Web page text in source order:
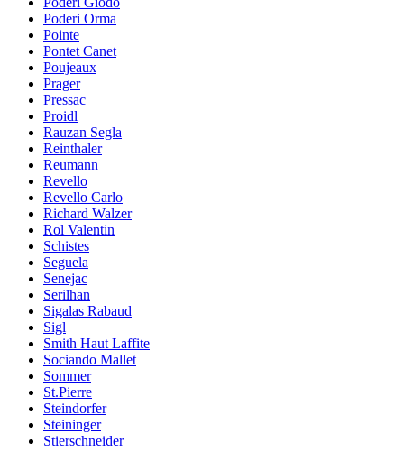
Poderi Orma
Pointe
Pontet Canet
Poujeaux
Prager
Pressac
Proidl
Rauzan Segla
Reinthaler
Reumann
Revello
Revello Carlo
Richard Walzer
Rol Valentin
Schistes
Seguela
Senejac
Serilhan
Sigalas Rabaud
Sigl
Smith Haut Laffite
Sociando Mallet
Sommer
St.Pierre
Steindorfer
Steininger
Stierschneider